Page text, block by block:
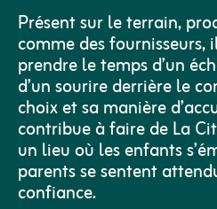
Présent sur le terrain,
comme des
prendre le temps d’un
d’un sourire derrière le
choix et sa manière
contribue à faire de La
un lieu où les enfants
parents se sentent
confiance.